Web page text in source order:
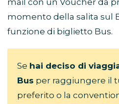
mail con un Voucher da
momento della salita sul
funzione di biglietto Bus.
Se hai deciso di
Bus per raggiungere il
preferito o la